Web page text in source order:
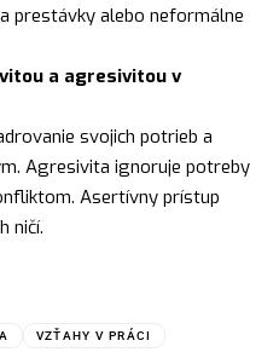
prestávky alebo neformálne
a agresivitou v
svojich potrieb a
Agresivita ignoruje potreby
Asertívny prístup
ničí.
VZŤAHY V PRÁCI